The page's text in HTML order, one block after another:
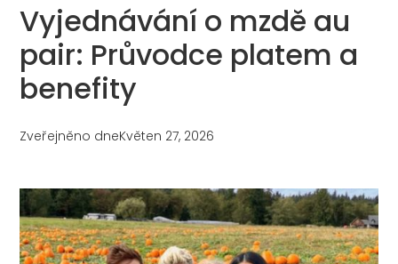
Vyjednávání o mzdě au
pair: Průvodce platem a
benefity
Zveřejněno dneKvěten 27, 2026